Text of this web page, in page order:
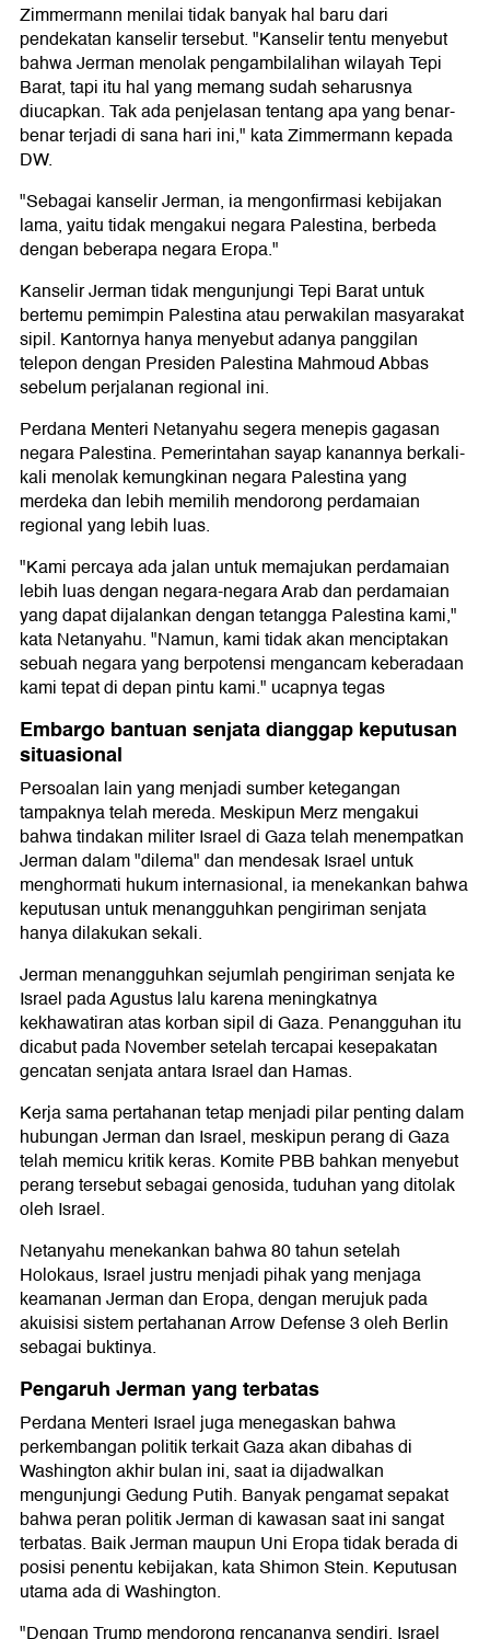
Zimmermann menilai tidak banyak hal baru dari
pendekatan kanselir tersebut. "Kanselir tentu menyebut
bahwa Jerman menolak pengambilalihan wilayah Tepi
Barat, tapi itu hal yang memang sudah seharusnya
diucapkan. Tak ada penjelasan tentang apa yang benar-
benar terjadi di sana hari ini," kata Zimmermann kepada
DW.
"Sebagai kanselir Jerman, ia mengonfirmasi kebijakan
lama, yaitu tidak mengakui negara Palestina, berbeda
dengan beberapa negara Eropa."
Kanselir Jerman tidak mengunjungi Tepi Barat untuk
bertemu pemimpin Palestina atau perwakilan masyarakat
sipil. Kantornya hanya menyebut adanya panggilan
telepon dengan Presiden Palestina Mahmoud Abbas
sebelum perjalanan regional ini.
Perdana Menteri Netanyahu segera menepis gagasan
negara Palestina. Pemerintahan sayap kanannya berkali-
kali menolak kemungkinan negara Palestina yang
merdeka dan lebih memilih mendorong perdamaian
regional yang lebih luas.
"Kami percaya ada jalan untuk memajukan perdamaian
lebih luas dengan negara-negara Arab dan perdamaian
yang dapat dijalankan dengan tetangga Palestina kami,"
kata Netanyahu. "Namun, kami tidak akan menciptakan
sebuah negara yang berpotensi mengancam keberadaan
kami tepat di depan pintu kami." ucapnya tegas
Embargo bantuan senjata dianggap keputusan
situasional
Persoalan lain yang menjadi sumber ketegangan
tampaknya telah mereda. Meskipun Merz mengakui
bahwa tindakan militer Israel di Gaza telah menempatkan
Jerman dalam "dilema" dan mendesak Israel untuk
menghormati hukum internasional, ia menekankan bahwa
keputusan untuk menangguhkan pengiriman senjata
hanya dilakukan sekali.
Jerman menangguhkan sejumlah pengiriman senjata ke
Israel pada Agustus lalu karena meningkatnya
kekhawatiran atas korban sipil di Gaza. Penangguhan itu
dicabut pada November setelah tercapai kesepakatan
gencatan senjata antara Israel dan Hamas.
Kerja sama pertahanan tetap menjadi pilar penting dalam
hubungan Jerman dan Israel, meskipun perang di Gaza
telah memicu kritik keras. Komite PBB bahkan menyebut
perang tersebut sebagai genosida, tuduhan yang ditolak
oleh Israel.
Netanyahu menekankan bahwa 80 tahun setelah
Holokaus, Israel justru menjadi pihak yang menjaga
keamanan Jerman dan Eropa, dengan merujuk pada
akuisisi sistem pertahanan Arrow Defense 3 oleh Berlin
sebagai buktinya.
Pengaruh Jerman yang terbatas
Perdana Menteri Israel juga menegaskan bahwa
perkembangan politik terkait Gaza akan dibahas di
Washington akhir bulan ini, saat ia dijadwalkan
mengunjungi Gedung Putih. Banyak pengamat sepakat
bahwa peran politik Jerman di kawasan saat ini sangat
terbatas. Baik Jerman maupun Uni Eropa tidak berada di
posisi penentu kebijakan, kata Shimon Stein. Keputusan
utama ada di Washington.